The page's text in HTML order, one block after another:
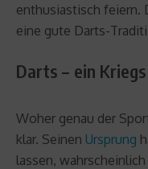
enthusiastisch feiern.
eine gute Darts-
Darts – ein
Woher genau der
klar. Seinen Ursprung
lassen,